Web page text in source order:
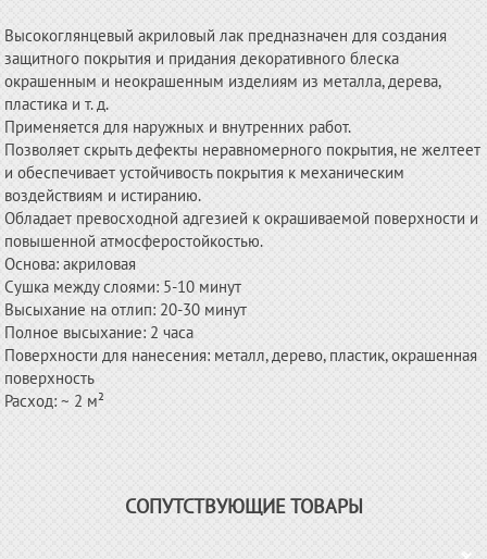
Высокоглянцевый акриловый лак предназначен для создания
защитного покрытия и придания декоративного блеска
окрашенным и неокрашенным изделиям из металла, дерева,
пластика и т. д.
Применяется для наружных и внутренних работ.
Позволяет скрыть дефекты неравномерного покрытия, не желтеет
и обеспечивает устойчивость покрытия к механическим
воздействиям и истиранию.
Обладает превосходной адгезией к окрашиваемой поверхности и
повышенной атмосферостойкостью.
Основа: акриловая
Сушка между слоями: 5-10 минут
Высыхание на отлип: 20-30 минут
Полное высыхание: 2 часа
Поверхности для нанесения: металл, дерево, пластик, окрашенная
поверхность
Расход: ~ 2 м²
СОПУТСТВУЮЩИЕ ТОВАРЫ